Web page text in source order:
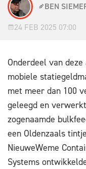
BEN
24 FEB 2025 07:00
Onderdeel van
mobiele
met meer dan 100
geleegd en
zogenaamde
een Oldenzaals
NieuweWeme
Systems